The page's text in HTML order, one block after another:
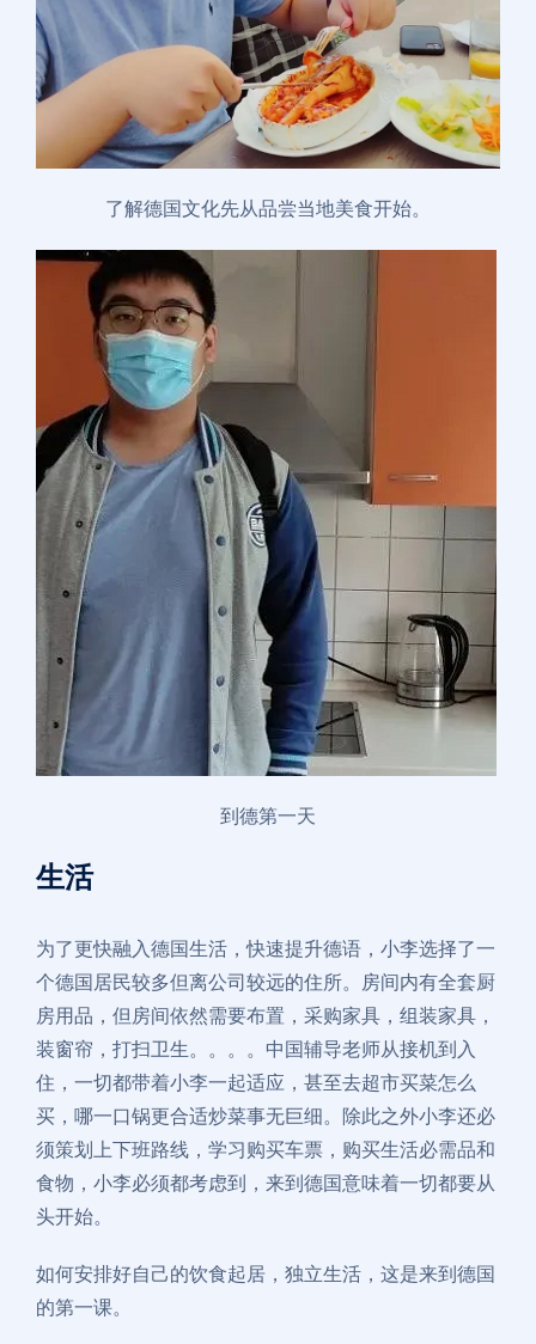
了解德国文化先从品尝当地美食开始。
到德第一天
生活
为了更快融入德国生活，快速提升德语，小李选择了一
个德国居民较多但离公司较远的住所。房间内有全套厨
房用品，但房间依然需要布置，采购家具，组装家具，
装窗帘，打扫卫生。。。。中国辅导老师从接机到入
住，一切都带着小李一起适应，甚至去超市买菜怎么
买，哪一口锅更合适炒菜事无巨细。除此之外小李还必
须策划上下班路线，学习购买车票，购买生活必需品和
食物，小李必须都考虑到，来到德国意味着一切都要从
头开始。
如何安排好自己的饮食起居，独立生活，这是来到德国
的第一课。